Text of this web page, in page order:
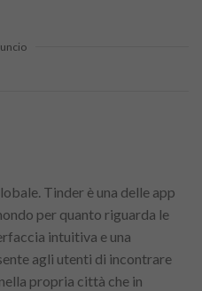
Tinder è una delle app
per quanto riguarda le
intuitiva e una
agli utenti di incontrare
propria città che in